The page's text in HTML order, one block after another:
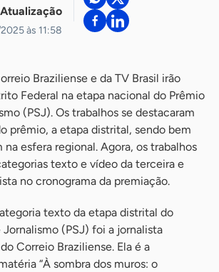
Atualização
às 11:58
Braziliense e da TV Brasil irão
Federal na etapa nacional do Prêmio
(PSJ). Os trabalhos se destacaram
prêmio, a etapa distrital, sendo bem
na esfera regional. Agora, os trabalhos
texto e vídeo da terceira e
no cronograma da premiação.
texto da etapa distrital do
Jornalismo (PSJ) foi a jornalista
Correio Braziliense. Ela é a
“À sombra dos muros: o